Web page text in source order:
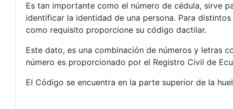
Es tan importante como el número de cédula, sirve
identificar la identidad de una persona. Para
como requisito proporcione su código dactilar.
Este dato, es una combinación de números y letras
número es proporcionado por el Registro Civil de
El Código se encuentra en la parte superior de la